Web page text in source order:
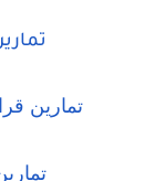
تمارين